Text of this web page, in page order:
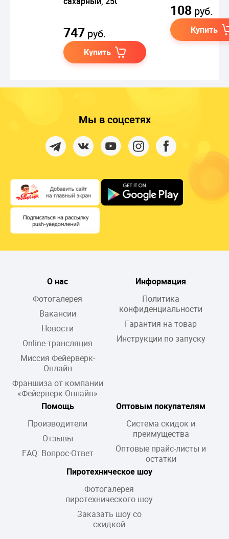
747 руб.
Купить
108 руб.
Купить
Мы в соцсетях
О нас
Фотогалерея
Вакансии
Новости
Online-трансляция
Миссия Фейерверк-
Онлайн
Франшиза от компании
«Фейерверк-Онлайн»
Информация
Политика
конфиденциальности
Гарантия на товар
Инструкции по запуску
Помощь
Производители
Отзывы
FAQ: Вопрос-Ответ
Оптовым покупателям
Система скидок и
преимущества
Оптовые прайс-листы и
остатки
Пиротехническое шоу
Фотогалерея
пиротехнического шоу
Заказать шоу со
скидкой